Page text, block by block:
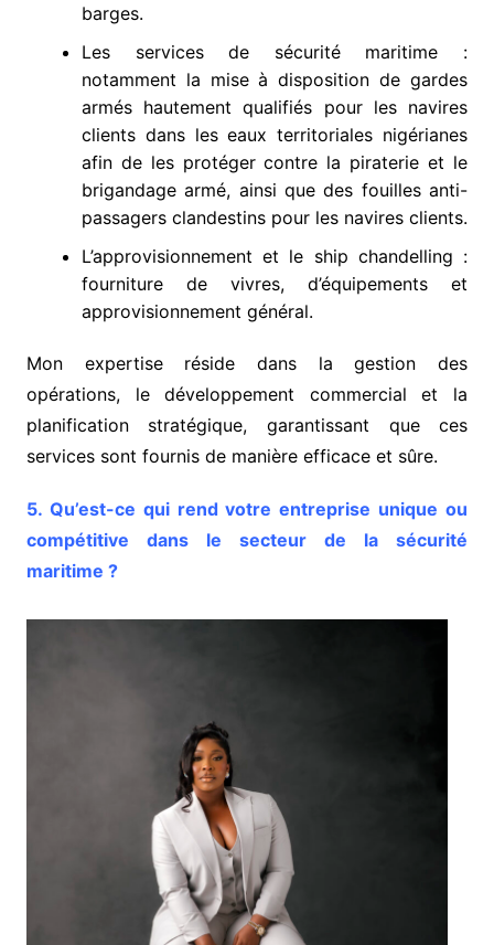
barges.
Les services de sécurité maritime :
notamment la mise à disposition de gardes
armés hautement qualifiés pour les navires
clients dans les eaux territoriales nigérianes
afin de les protéger contre la piraterie et le
brigandage armé, ainsi que des fouilles anti-
passagers clandestins pour les navires clients.
L’approvisionnement et le ship chandelling :
fourniture de vivres, d’équipements et
approvisionnement général.
Mon expertise réside dans la gestion des
opérations, le développement commercial et la
planification stratégique, garantissant que ces
services sont fournis de manière efficace et sûre.
5. Qu’est-ce qui rend votre entreprise unique ou
compétitive dans le secteur de la sécurité
maritime ?